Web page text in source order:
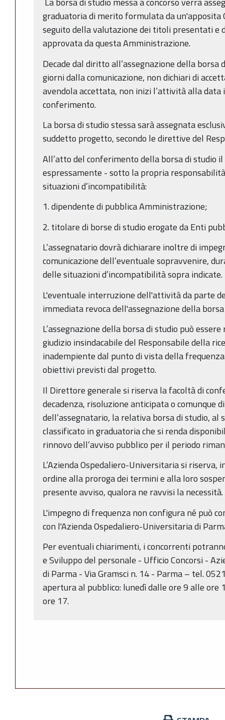
graduatoria di merito formulata da un'apposita
seguito della valutazione dei titoli presentati e
approvata da questa Amministrazione.
Decade dal diritto all’assegnazione della
giorni dalla comunicazione, non dichiari di
avendola accettata, non inizi l’attività alla
conferimento.
La borsa di studio stessa sarà assegnata
suddetto progetto, secondo le direttive del
All’atto del conferimento della borsa di studio
espressamente - sotto la propria
situazioni d’incompatibilità:
1. dipendente di pubblica Amministrazione;
2. titolare di borse di studio erogate da Enti
L’assegnatario dovrà dichiarare inoltre di
comunicazione dell’eventuale sopravvenire,
delle situazioni d’incompatibilità sopra indicate.
L'eventuale interruzione dell'attività da parte
immediata revoca dell'assegnazione della
L’assegnazione della borsa di studio può
giudizio insindacabile del Responsabile della
inadempiente dal punto di vista della
obiettivi previsti dal progetto.
Il Direttore generale si riserva la facoltà di
decadenza, risoluzione anticipata o
dell’assegnatario, la relativa borsa di studio, al
classificato in graduatoria che si renda
rinnovo dell’avviso pubblico per il periodo
L’Azienda Ospedaliero-Universitaria si
ordine alla proroga dei termini e alla loro
presente avviso, qualora ne ravvisi la necessità.
L'impegno di frequenza non configura né può
con l'Azienda Ospedaliero-Universitaria di
Per eventuali chiarimenti, i concorrenti
e Sviluppo del personale - Ufficio Concorsi -
di Parma - Via Gramsci n. 14 - Parma – tel.
apertura al pubblico: lunedì dalle ore 9 alle ore
ore 17.